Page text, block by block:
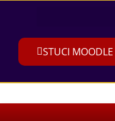
STUCI MOODLE